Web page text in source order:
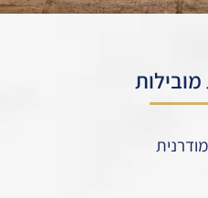
מובילות